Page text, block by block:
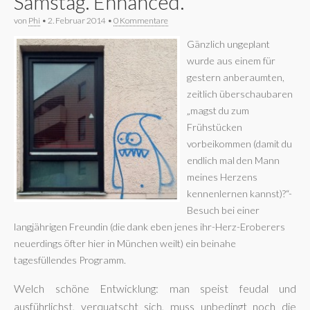
von Phi • 2. Februar 2014 • 0 Kommentare
Gänzlich ungeplant
wurde aus einem für
gestern anberaumten,
zeitlich überschaubaren
„magst du zum
Frühstücken
vorbeikommen (damit du
endlich mal den Mann
meines Herzens
kennenlernen kannst)?“-
Besuch bei einer
langjährigen Freundin (die dank eben jenes ihr-Herz-Eroberers
neuerdings öfter hier in München weilt) ein beinahe
tagesfüllendes Programm.
Welch schöne Entwicklung: man speist feudal und
ausführlichst, verquatscht sich, muss unbedingt noch die